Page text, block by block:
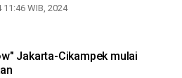
WIB, 2024
Jakarta-Cikampek mulai